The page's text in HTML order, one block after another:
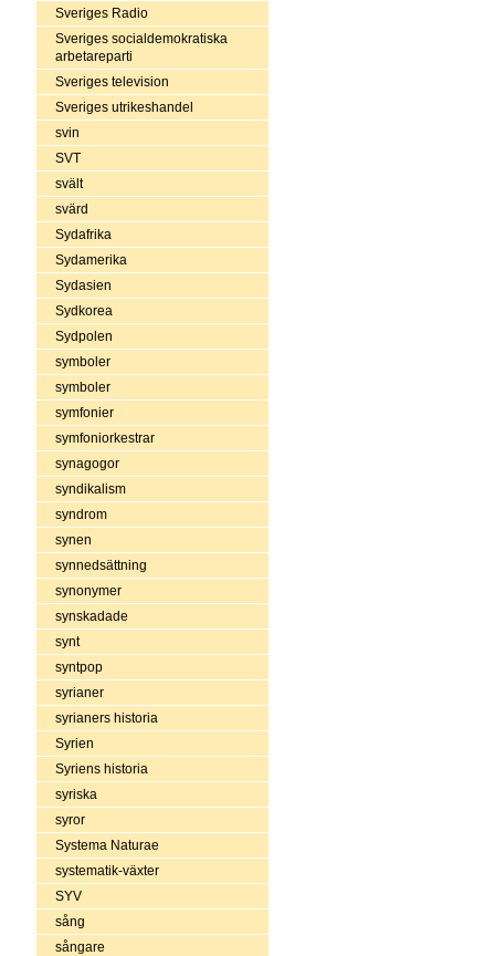
Sveriges Radio
Sveriges socialdemokratiska
arbetareparti
Sveriges television
Sveriges utrikeshandel
svin
SVT
svält
svärd
Sydafrika
Sydamerika
Sydasien
Sydkorea
Sydpolen
symboler
symboler
symfonier
symfoniorkestrar
synagogor
syndikalism
syndrom
synen
synnedsättning
synonymer
synskadade
synt
syntpop
syrianer
syrianers historia
Syrien
Syriens historia
syriska
syror
Systema Naturae
systematik-växter
SYV
sång
sångare